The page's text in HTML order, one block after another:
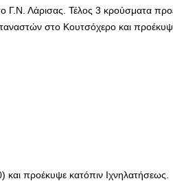
Γ.Ν. Λάρισας. Τέλος 3 κρούσματα
στο Κουτσόχερο και
προέκυψε κατόπιν Ιχνηλατήσεως.